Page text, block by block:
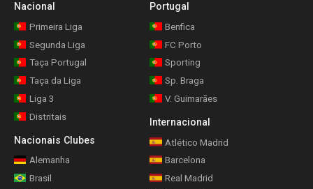
Nacional
Primeira Liga
Segunda Liga
Taça Portugal
Taça da Liga
Liga 3
Distritais
Nacionais Clubes
Alemanha
Brasil
Portugal
Benfica
FC Porto
Sporting
Sp. Braga
V. Guimarães
Internacional
Atlético Madrid
Barcelona
Real Madrid